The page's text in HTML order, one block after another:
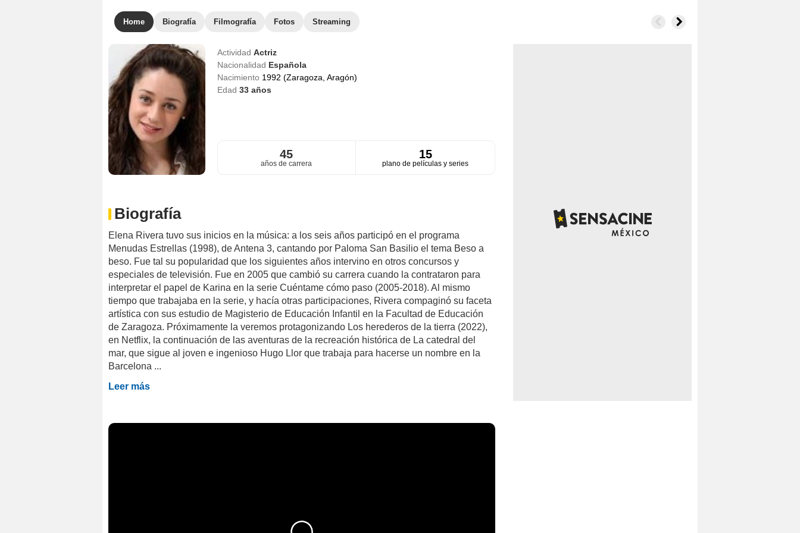
Home Biografía Filmografía Fotos Streaming
Actividad Actriz
Nacionalidad Española
Nacimiento 1992 (Zaragoza, Aragón)
Edad 33años
45
años de carrera
15
plano de películas y series
Biografía
Elena Rivera tuvo sus inicios en la música: a los seis años participó en el programa
Menudas Estrellas (1998), de Antena 3, cantando por Paloma San Basilio el tema Beso a
beso. Fue tal su popularidad que los siguientes años intervino en otros concursos y
especiales de televisión. Fue en 2005 que cambió su carrera cuando la contrataron para
interpretar el papel de Karina en la serie Cuéntame cómo paso (2005-2018). Al mismo
tiempo que trabajaba en la serie, y hacía otras participaciones, Rivera compaginó su faceta
artística con sus estudio de Magisterio de Educación Infantil en la Facultad de Educación
de Zaragoza. Próximamente la veremos protagonizando Los herederos de la tierra (2022),
en Netflix, la continuación de las aventuras de la recreación histórica de La catedral del
mar, que sigue al joven e ingenioso Hugo Llor que trabaja para hacerse un nombre en la
Barcelona ...
Leer más